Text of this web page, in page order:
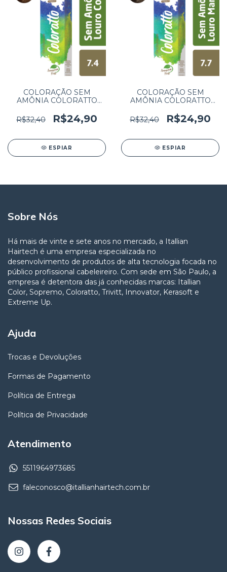
COLORAÇÃO SEM
AMÔNIA COLORATTO
R$32,40
R$24,90
ESPIAR
COLORAÇÃO SEM
AMÔNIA COLORATTO
7.7
R$32,40 R$24,90
ESPIAR
Sobre Nós
Há mais de vinte e sete anos no mercado, a Itallian
Hairtech é uma empresa especializada no
desenvolvimento de produtos de alta tecnologia focada no
público profissional cabeleireiro. Com sede em São Paulo, a
empresa é detentora das já conhecidas marcas: Itallian
Color, Sopremo, Coloratto, Trivitt, Innovator, Kerasoft e
Extreme Up.
Ajuda
Trocas e Devoluções
Formas de Pagamento
Política de Entrega
Política de Privacidade
Atendimento
5511964973685
faleconosco@itallianhairtech.com.br
Nossas Redes Sociais